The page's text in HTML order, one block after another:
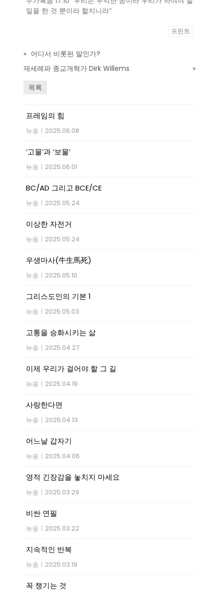
일을 한 것 뿐이라 할지니라“
프린트
« 어디서 비롯된 말인가?
재세례파 종교개혁가 Dirk Willems
»
목록
프레임의 힘
뉴송 | 2025.06.08
‘고물’과 ‘보물’
뉴송 | 2025.06.01
BC/AD 그리고 BCE/CE
뉴송 | 2025.05.24
이상한 자전거
뉴송 | 2025.05.24
우생마사(牛生馬死)
뉴송 | 2025.05.10
그리스도인의 기본 1
뉴송 | 2025.05.03
고통을 승화시키는 삶
뉴송 | 2025.04.27
이제 우리가 걸어야 할 그 길
뉴송 | 2025.04.19
사랑한다면
뉴송 | 2025.04.13
어느날 갑자기
뉴송 | 2025.04.06
영적 긴장감을 놓치지 마세요
뉴송 | 2025.03.29
비싼 연필
뉴송 | 2025.03.22
지속적인 반복
뉴송 | 2025.03.19
꼭 챙기는 것